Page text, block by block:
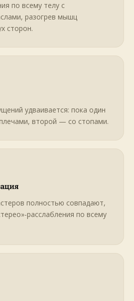
по всему телу с
разогрев мышц
сторон.
удваивается: пока один
второй — со стопами.
полностью совпадают,
расслабления по всему